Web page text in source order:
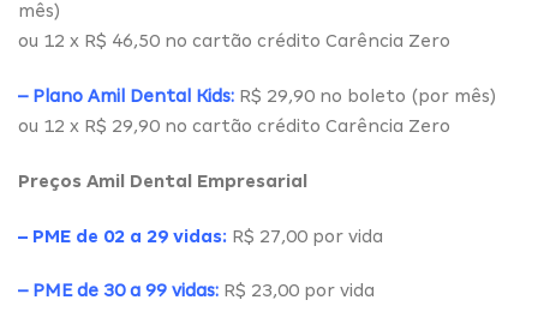
mês)
ou 12 x R$ 46,50 no cartão crédito Carência Zero
– Plano Amil Dental Kids: R$ 29,90 no boleto (por mês)
ou 12 x R$ 29,90 no cartão crédito Carência Zero
Preços Amil Dental Empresarial
– PME de 02 a 29 vidas: R$ 27,00 por vida
– PME de 30 a 99 vidas: R$ 23,00 por vida